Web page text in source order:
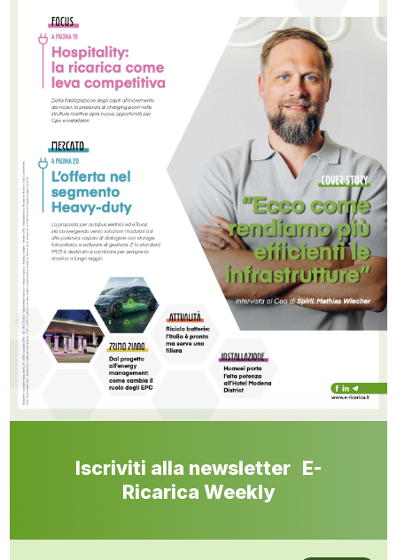
Iscriviti alla newsletter E-
Ricarica Weekly